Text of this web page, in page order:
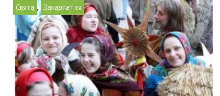
Свята , Закарпаття